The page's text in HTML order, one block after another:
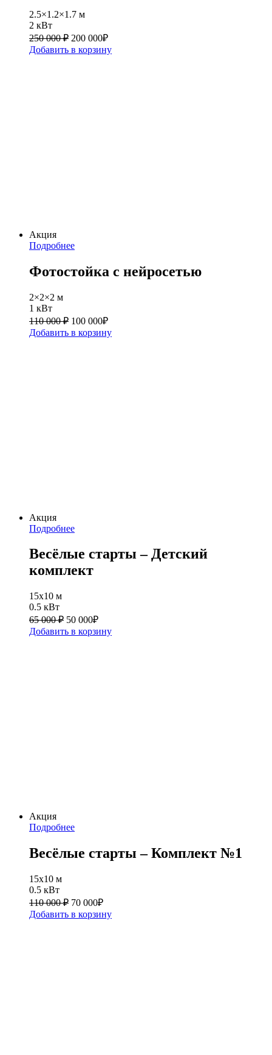
2.5×1.2×1.7 м
2 кВт
250 000 ₽ 200 000₽
Добавить в корзину
Акция
Подробнее
Фотостойка с нейросетью
2×2×2 м
1 кВт
110 000 ₽ 100 000₽
Добавить в корзину
Акция
Подробнее
Весёлые старты – Детский
комплект
15х10 м
0.5 кВт
65 000 ₽ 50 000₽
Добавить в корзину
Акция
Подробнее
Весёлые старты – Комплект №1
15х10 м
0.5 кВт
110 000 ₽ 70 000₽
Добавить в корзину